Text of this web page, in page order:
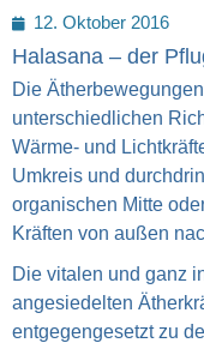
Posted
on
12. Oktober 2016
Halasana – der
Die
unterschiedlichen
Wärme- und
Umkreis und
organischen Mitte
Kräften von außen
Die vitalen und ganz
angesiedelten
entgegengesetzt zu